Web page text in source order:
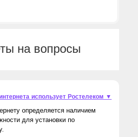
на вопросы
использует Ростелеком ▼
определяется наличием
для установки по